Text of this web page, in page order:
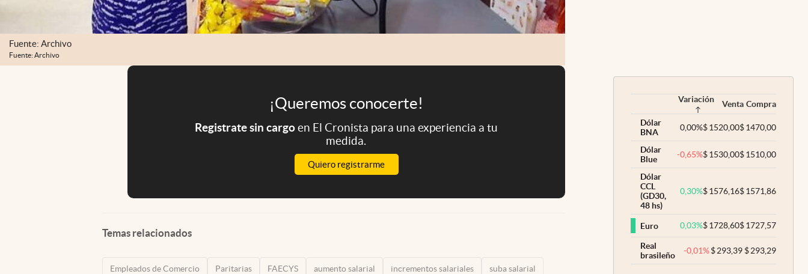
Fuente: Archivo
Fuente: Archivo
¡Queremos conocerte!
Registrate sin cargoen El Cronista para una experiencia a tu
medida.
Quiero registrarme
Temas relacionados
Empleados de Comercio Paritarias FAECYS aumento salarial incrementos salariales suba salarial
Variación Venta Compra
Dólar
BNA
0,00%$1520,00$1470,00
Dólar
Blue
-0,65%$1530,00$1510,00
Dólar
CCL
(GD30,
48 hs)
0,30%$1576,16$1571,86
Euro 0,03%$1728,60$1727,57
Real
brasileño
-0,01% $293,39 $293,29